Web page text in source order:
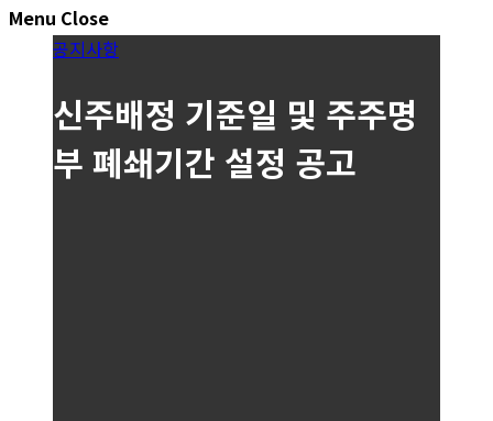
Menu Close
공지사항
신주배정 기준일 및 주주명
부 폐쇄기간 설정 공고